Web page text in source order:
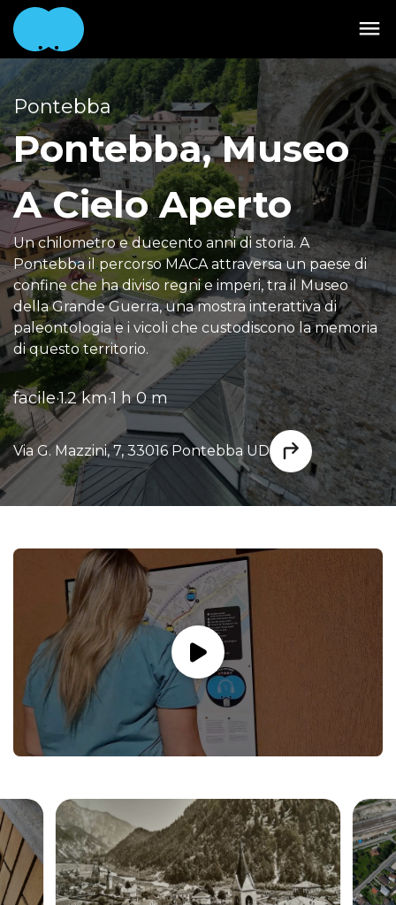
Pontebba
Pontebba, Museo
A Cielo Aperto
Un chilometro e duecento anni di storia. A
Pontebba il percorso MACA attraversa un paese di
confine che ha diviso regni e imperi, tra il Museo
della Grande Guerra, una mostra interattiva di
paleontologia e i vicoli che custodiscono la memoria
di questo territorio.
facile·1.2 km·1 h 0 m
Via G. Mazzini, 7, 33016 Pontebba UD